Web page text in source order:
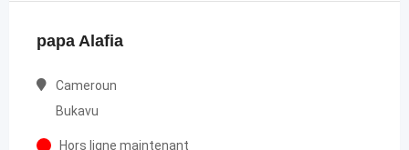
papa Alafia
Cameroun
Bukavu
Hors ligne maintenant